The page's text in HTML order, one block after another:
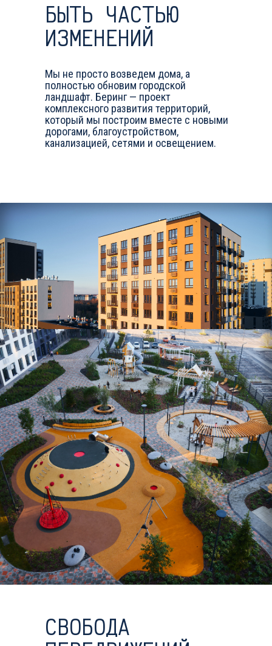
БЫТЬ ЧАСТЬЮ
ИЗМЕНЕНИЙ
Мы не просто возведем дома, а
полностью обновим городской
ландшафт. Беринг — проект
комплексного развития территорий,
который мы построим вместе с новыми
дорогами, благоустройством,
канализацией, сетями и освещением.
СВОБОДА